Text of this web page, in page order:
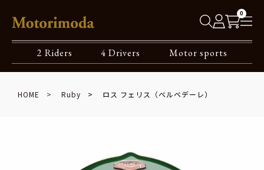
0
2 Riders 4 Drivers Motor sports
HOME Ruby ロス フェリス（ベルベデーレ）